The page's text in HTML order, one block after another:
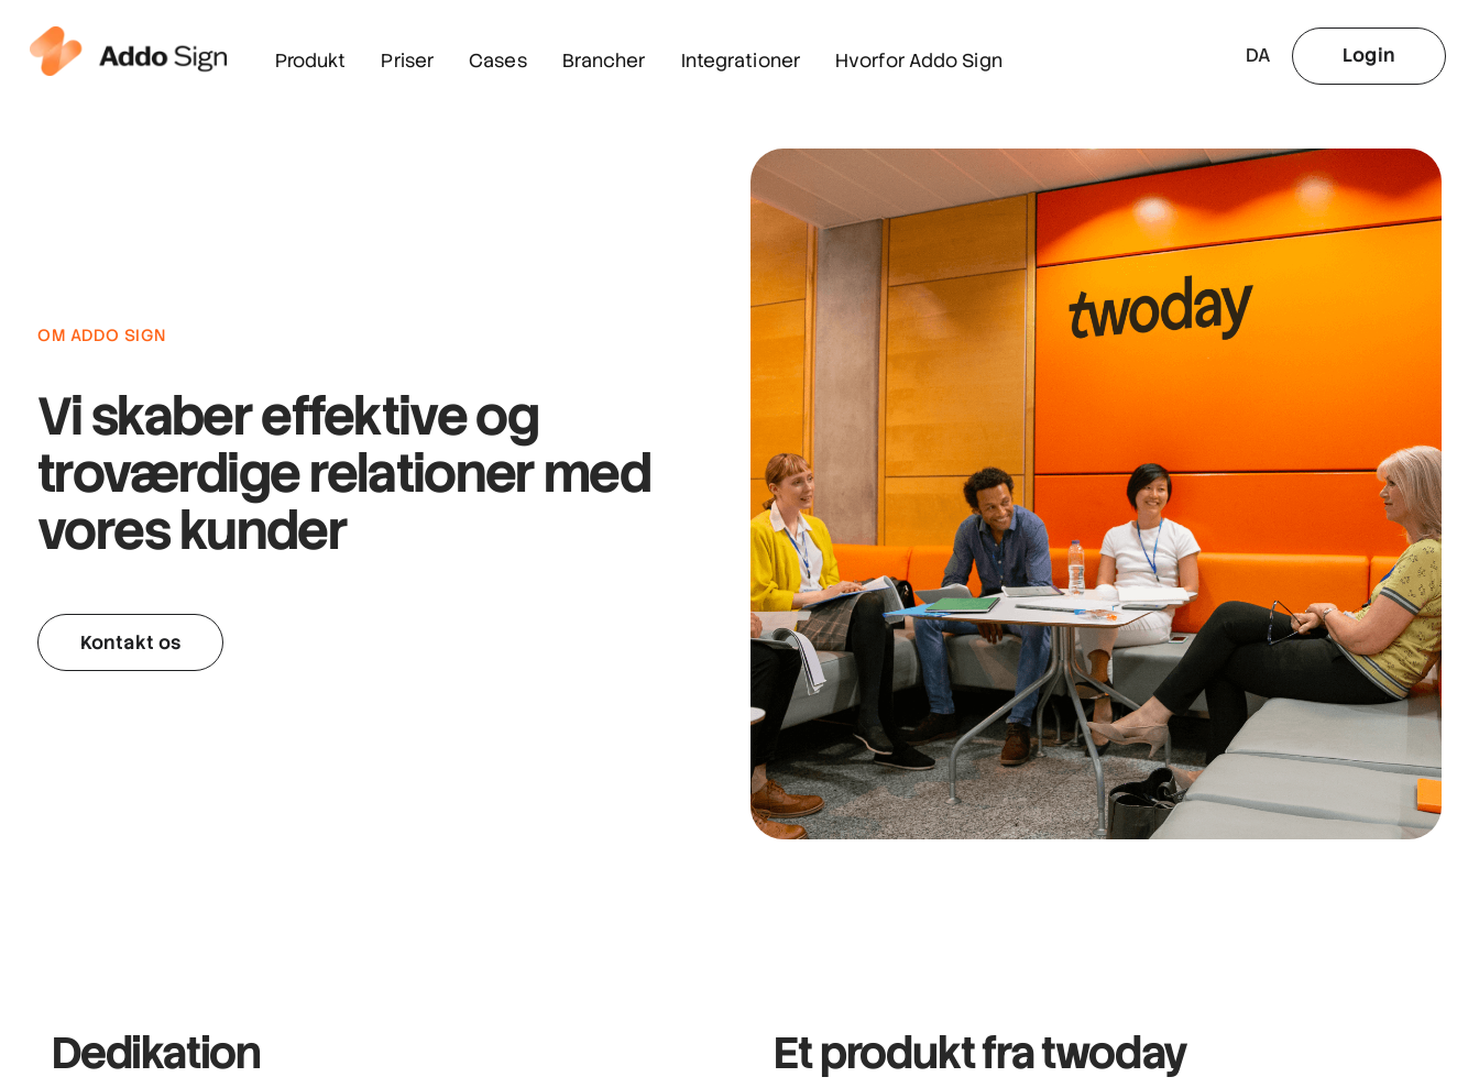
Produkt Priser Cases Brancher Integrationer Hvorfor Addo Sign DA Login
OM ADDO SIGN
Vi skabereffektive og
troværdigerelationer med
vores kunder
Kontakt os
Dedikation Et produkt fra twoday